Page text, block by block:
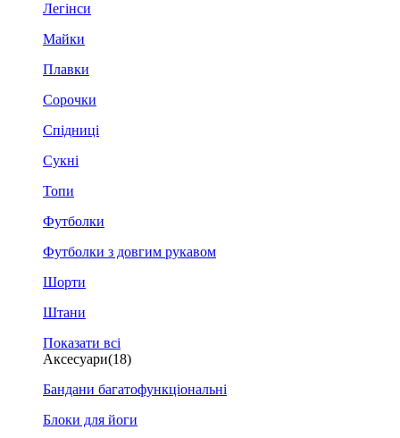
Легінси
Майки
Плавки
Сорочки
Спідниці
Сукні
Топи
Футболки
Футболки з довгим рукавом
Шорти
Штани
Показати всі
Аксесуари(18)
Бандани багатофункціональні
Блоки для йоги